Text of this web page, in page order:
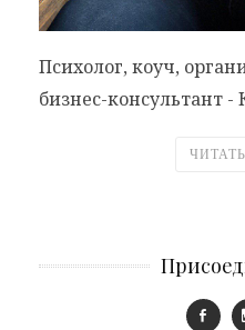
Психолог, коуч,
бизнес-консультант